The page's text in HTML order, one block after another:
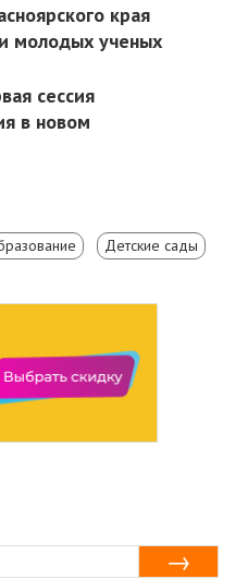
края
молодых ученых
сессия
в новом
Детские сады